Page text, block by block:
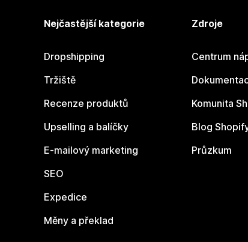
Nejčastější kategorie
Dropshipping
Tržiště
Recenze produktů
Upselling a balíčky
E-mailový marketing
SEO
Expedice
Měny a překlad
Zdroje
Centrum
Komunita
Blog
Průzkum